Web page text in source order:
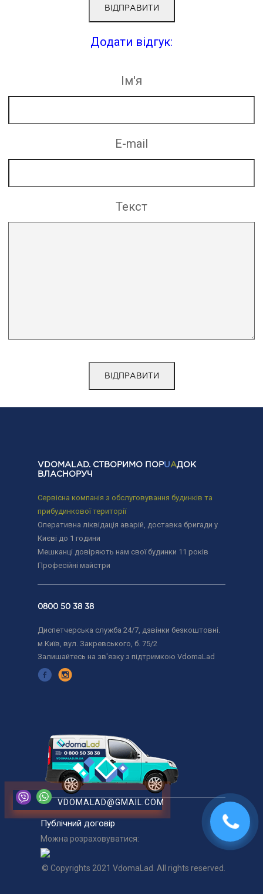
Додати відгук:
Ім'я
E-mail
Текст
VDOMALAD. СТВОРИМО ПОРUAДОК
ВЛАСНОРУЧ
Сервісна компанія з обслуговування будинків та
прибудинкової території
Оперативна ліквідація аварій, доставка бригади у
Києві до 1 години
Мешканці довіряють нам свої будинки 11 років
Професійні майстри
0800 50 38 38
Диспетчерська служба 24/7, дзвінки безкоштовні.
м.Київ, вул. Закревського, б. 75/2
Залишайтесь на зв'язку з підтримкою VdomaLad
VDOMALAD@GMAIL.COM
Публічний договір
Можна розраховуватися:
© Copyrights 2021 VdomaLad. All rights reserved.